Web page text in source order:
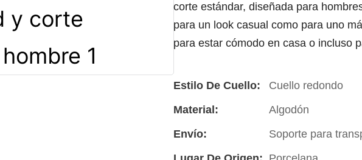
corte estándar, diseñada para
para un look casual como para uno
para estar cómodo en casa o incluso
Estilo De Cuello:
Cuello redondo
Material:
Algodón
Envío:
Soporte para